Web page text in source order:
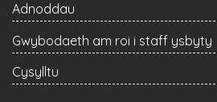
Adnoddau
Gwybodaeth am roi i staff ysbyty
Cysylltu